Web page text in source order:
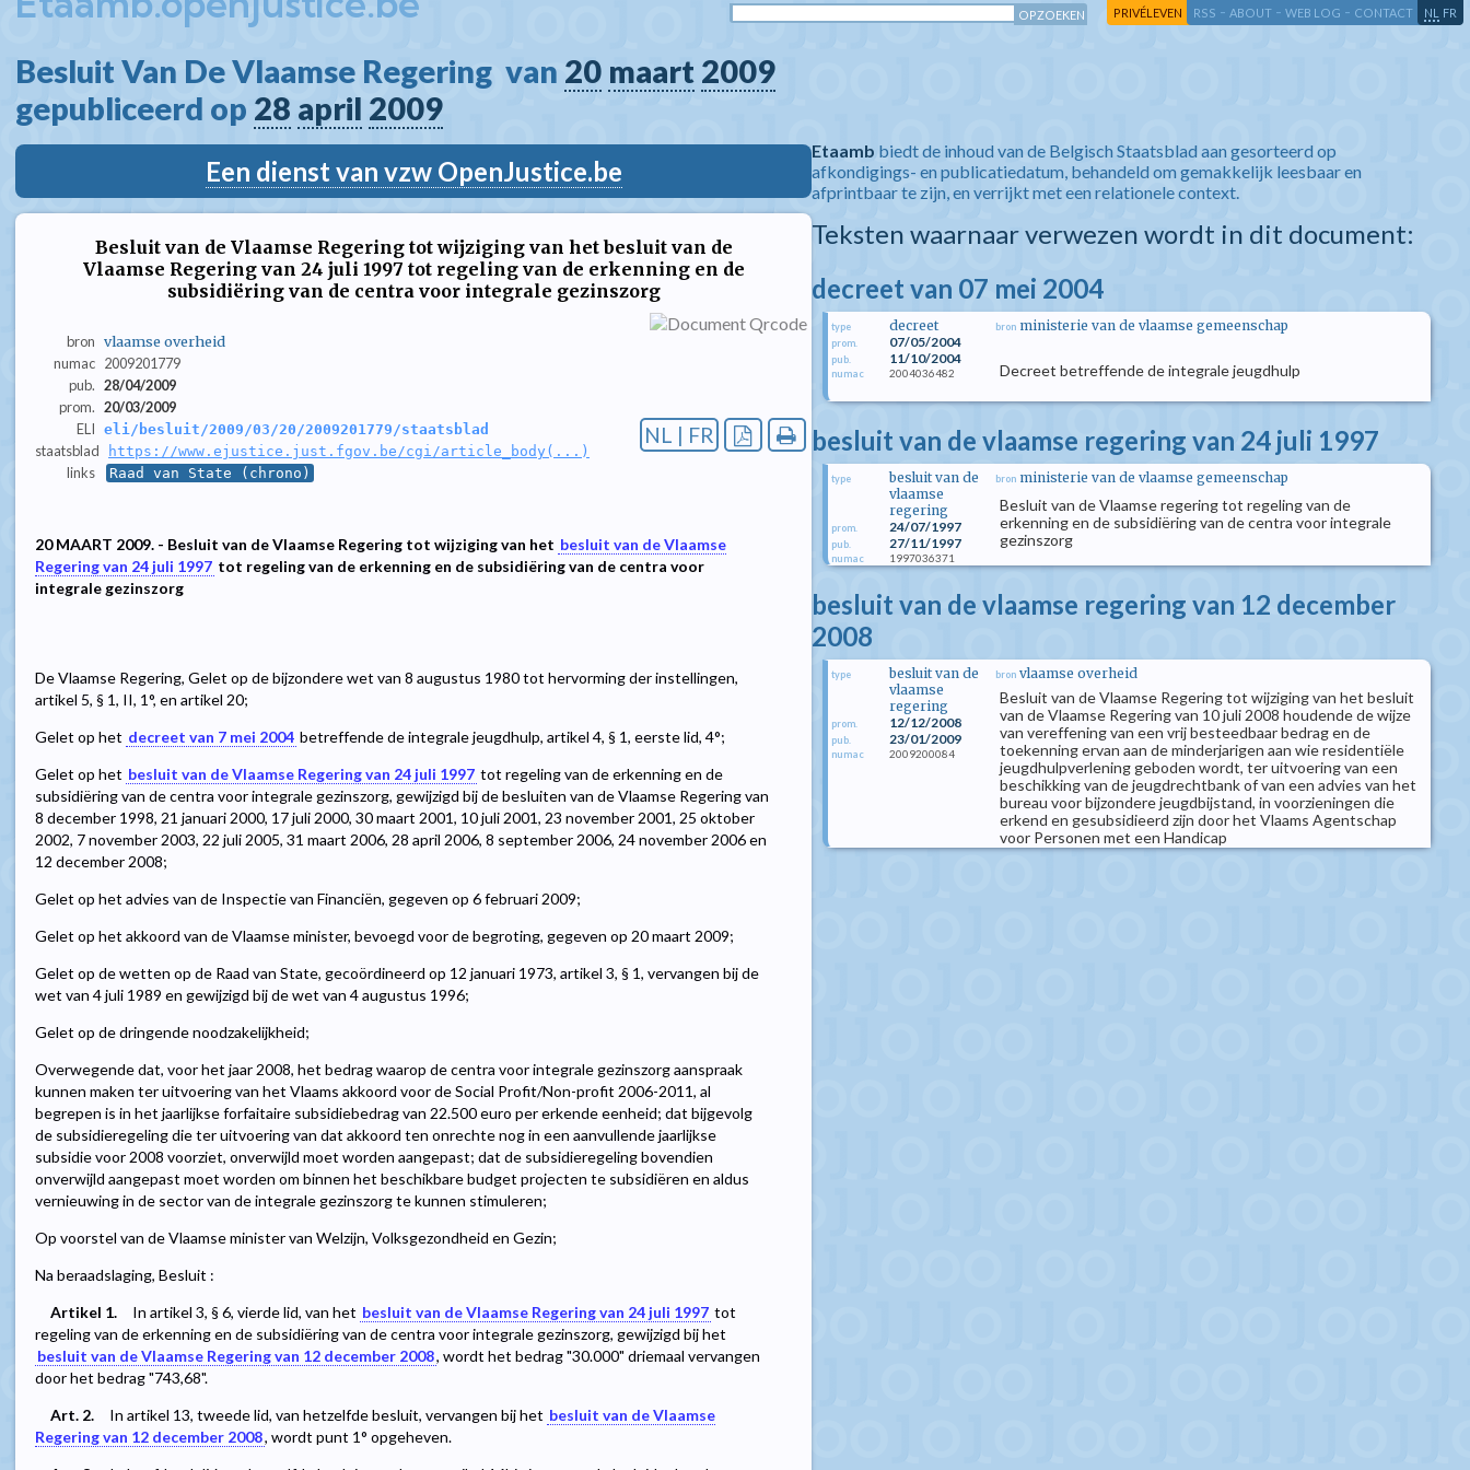
PRIVÉLEVEN RSS - ABOUT - WEB LOG - CONTACT NL FR
Besluit Van De Vlaamse Regering  van 20 maart 2009
gepubliceerd op 28 april 2009
Een dienst van vzw OpenJustice.be
Besluit van de Vlaamse Regering tot wijziging van het besluit van de
Vlaamse Regering van 24 juli 1997 tot regeling van de erkenning en de
subsidiëring van de centra voor integrale gezinszorg
bron vlaamse overheid
numac 2009201779
pub. 28/04/2009
prom. 20/03/2009
ELI eli/besluit/2009/03/20/2009201779/staatsblad
staatsblad https://www.ejustice.just.fgov.be/cgi/article_body(...)
links Raad van State (chrono)
NL | FR
20 MAART 2009. - Besluit van de Vlaamse Regering tot wijziging van het besluit van de Vlaamse
Regering van 24 juli 1997 tot regeling van de erkenning en de subsidiëring van de centra voor
integrale gezinszorg
De Vlaamse Regering, Gelet op de bijzondere wet van 8 augustus 1980 tot hervorming der instellingen,
artikel 5, § 1, II, 1°, en artikel 20;
Gelet op het decreet van 7 mei 2004 betreffende de integrale jeugdhulp, artikel 4, § 1, eerste lid, 4°;
Gelet op het besluit van de Vlaamse Regering van 24 juli 1997 tot regeling van de erkenning en de
subsidiëring van de centra voor integrale gezinszorg, gewijzigd bij de besluiten van de Vlaamse Regering van
8 december 1998, 21 januari 2000, 17 juli 2000, 30 maart 2001, 10 juli 2001, 23 november 2001, 25 oktober
2002, 7 november 2003, 22 juli 2005, 31 maart 2006, 28 april 2006, 8 september 2006, 24 november 2006 en
12 december 2008;
Gelet op het advies van de Inspectie van Financiën, gegeven op 6 februari 2009;
Gelet op het akkoord van de Vlaamse minister, bevoegd voor de begroting, gegeven op 20 maart 2009;
Gelet op de wetten op de Raad van State, gecoördineerd op 12 januari 1973, artikel 3, § 1, vervangen bij de
wet van 4 juli 1989 en gewijzigd bij de wet van 4 augustus 1996;
Gelet op de dringende noodzakelijkheid;
Overwegende dat, voor het jaar 2008, het bedrag waarop de centra voor integrale gezinszorg aanspraak
kunnen maken ter uitvoering van het Vlaams akkoord voor de Social Profit/Non-profit 2006-2011, al
begrepen is in het jaarlijkse forfaitaire subsidiebedrag van 22.500 euro per erkende eenheid; dat bijgevolg
de subsidieregeling die ter uitvoering van dat akkoord ten onrechte nog in een aanvullende jaarlijkse
subsidie voor 2008 voorziet, onverwijld moet worden aangepast; dat de subsidieregeling bovendien
onverwijld aangepast moet worden om binnen het beschikbare budget projecten te subsidiëren en aldus
vernieuwing in de sector van de integrale gezinszorg te kunnen stimuleren;
Op voorstel van de Vlaamse minister van Welzijn, Volksgezondheid en Gezin;
Na beraadslaging, Besluit :
Artikel 1.
In artikel 3, § 6, vierde lid, van het besluit van de Vlaamse Regering van 24 juli 1997 tot
regeling van de erkenning en de subsidiëring van de centra voor integrale gezinszorg, gewijzigd bij het
besluit van de Vlaamse Regering van 12 december 2008, wordt het bedrag "30.000" driemaal vervangen
door het bedrag "743,68".
Art. 2.
In artikel 13, tweede lid, van hetzelfde besluit, vervangen bij het besluit van de Vlaamse
Regering van 12 december 2008, wordt punt 1° opgeheven.
Etaamb biedt de inhoud van de Belgisch Staatsblad aan gesorteerd op
afkondigings- en publicatiedatum, behandeld om gemakkelijk leesbaar en
afprintbaar te zijn, en verrijkt met een relationele context.
Teksten waarnaar verwezen wordt in dit document:
decreet van 07 mei 2004
type decreet
prom. 07/05/2004
pub. 11/10/2004
numac 2004036482
bron ministerie van de vlaamse gemeenschap
Decreet betreffende de integrale jeugdhulp
besluit van de vlaamse regering van 24 juli 1997
type
besluit van de
vlaamse
regering
prom. 24/07/1997
pub. 27/11/1997
numac 1997036371
bron ministerie van de vlaamse gemeenschap
Besluit van de Vlaamse regering tot regeling van de
erkenning en de subsidiëring van de centra voor integrale
gezinszorg
besluit van de vlaamse regering van 12 december
2008
type
besluit van de
vlaamse
regering
prom. 12/12/2008
pub. 23/01/2009
numac 2009200084
bron vlaamse overheid
Besluit van de Vlaamse Regering tot wijziging van het besluit
van de Vlaamse Regering van 10 juli 2008 houdende de wijze
van vereffening van een vrij besteedbaar bedrag en de
toekenning ervan aan de minderjarigen aan wie residentiële
jeugdhulpverlening geboden wordt, ter uitvoering van een
beschikking van de jeugdrechtbank of van een advies van het
bureau voor bijzondere jeugdbijstand, in voorzieningen die
erkend en gesubsidieerd zijn door het Vlaams Agentschap
voor Personen met een Handicap